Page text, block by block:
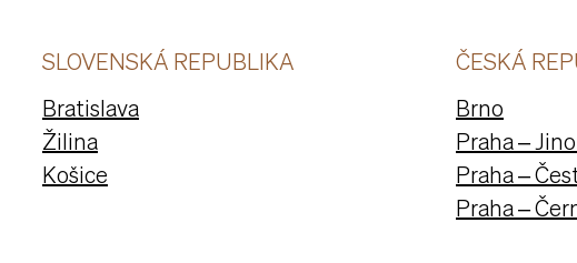
SLOVENSKÁ REPUBLIKA
Bratislava
Žilina
Košice
ČESKÁ
Brno
Praha –
Praha –
Praha –